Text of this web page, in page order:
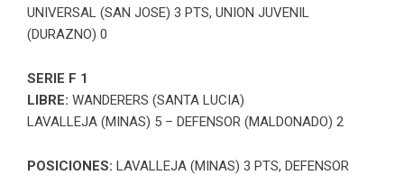
UNIVERSAL (SAN JOSE) 3 PTS, UNION JUVENIL
(DURAZNO) 0
SERIE F 1
LIBRE: WANDERERS (SANTA LUCIA)
LAVALLEJA (MINAS) 5 – DEFENSOR (MALDONADO) 2
POSICIONES: LAVALLEJA (MINAS) 3 PTS, DEFENSOR